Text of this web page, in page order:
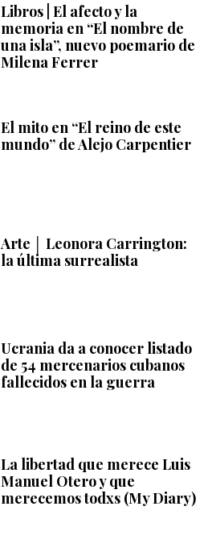
Libros | El afecto y la
memoria en “El nombre de
una isla”, nuevo poemario de
Milena Ferrer
El mito en “El reino de este
mundo” de Alejo Carpentier
Arte │ Leonora Carrington:
la última surrealista
Ucrania da a conocer listado
de 54 mercenarios cubanos
fallecidos en la guerra
La libertad que merece Luis
Manuel Otero y que
merecemos todxs (My Diary)